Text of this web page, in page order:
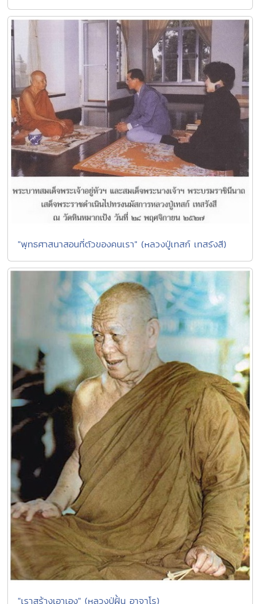
"พุทธศาสนาสอนที่ตัวของคนเรา" (หลวงปู่เทสก์ เทสรังสี)
"เราสร้างเอาเอง" (หลวงปู่ฝั้น อาจาโร)